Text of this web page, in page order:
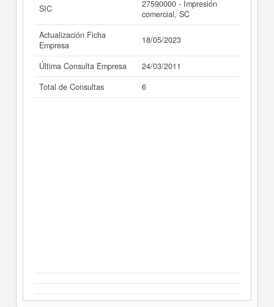
SIC
27590000 - Impresión
comercial, SC
Actualización Ficha
Empresa
18/05/2023
Última Consulta Empresa
24/03/2011
Total de Consultas
6